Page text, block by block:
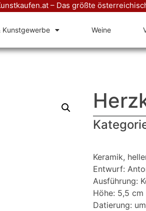
– Das größte
Kunstgewerbe Weine
Keramik,
Entwurf:
Ausführung:
Höhe: 5,5 cm
Datierung: